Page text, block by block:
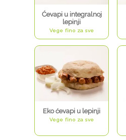
Ćevapi u integralnoj
lepinji
Vege fino za sve
Eko ćevapi u lepinji
Vege fino za sve